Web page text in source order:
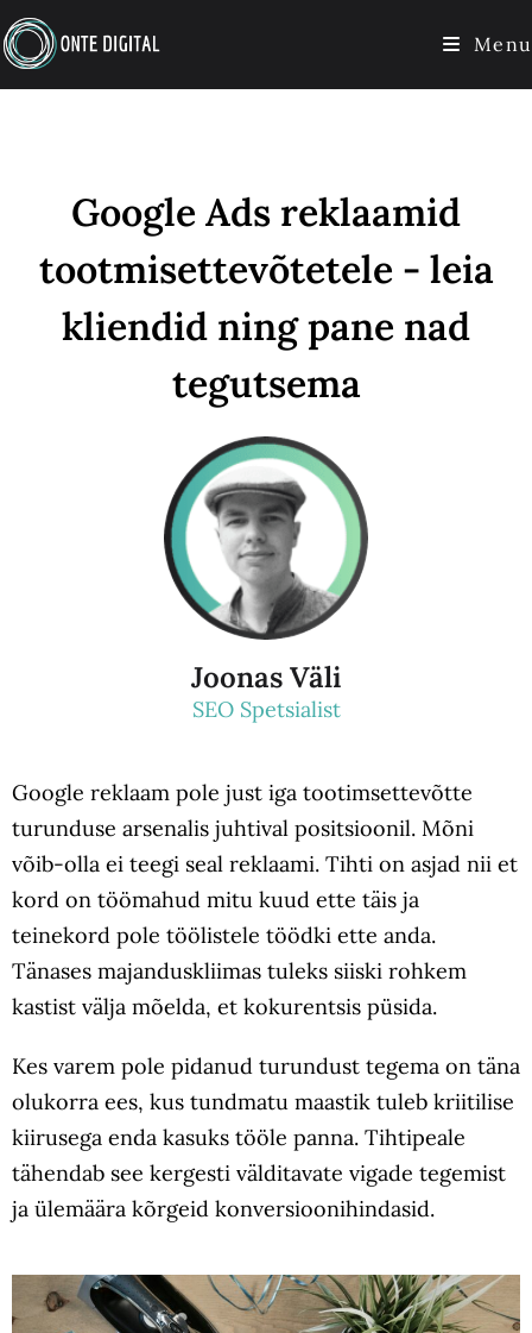
Menu
Google Ads reklaamid
tootmisettevõtetele - leia
kliendid ning pane nad
tegutsema
Joonas Väli
SEO Spetsialist
Google reklaam pole just iga tootimsettevõtte
turunduse arsenalis juhtival positsioonil. Mõni
võib-olla ei teegi seal reklaami. Tihti on asjad nii et
kord on töömahud mitu kuud ette täis ja
teinekord pole töölistele töödki ette anda.
Tänases majanduskliimas tuleks siiski rohkem
kastist välja mõelda, et kokurentsis püsida.
Kes varem pole pidanud turundust tegema on täna
olukorra ees, kus tundmatu maastik tuleb kriitilise
kiirusega enda kasuks tööle panna. Tihtipeale
tähendab see kergesti välditavate vigade tegemist
ja ülemäära kõrgeid konversioonihindasid.